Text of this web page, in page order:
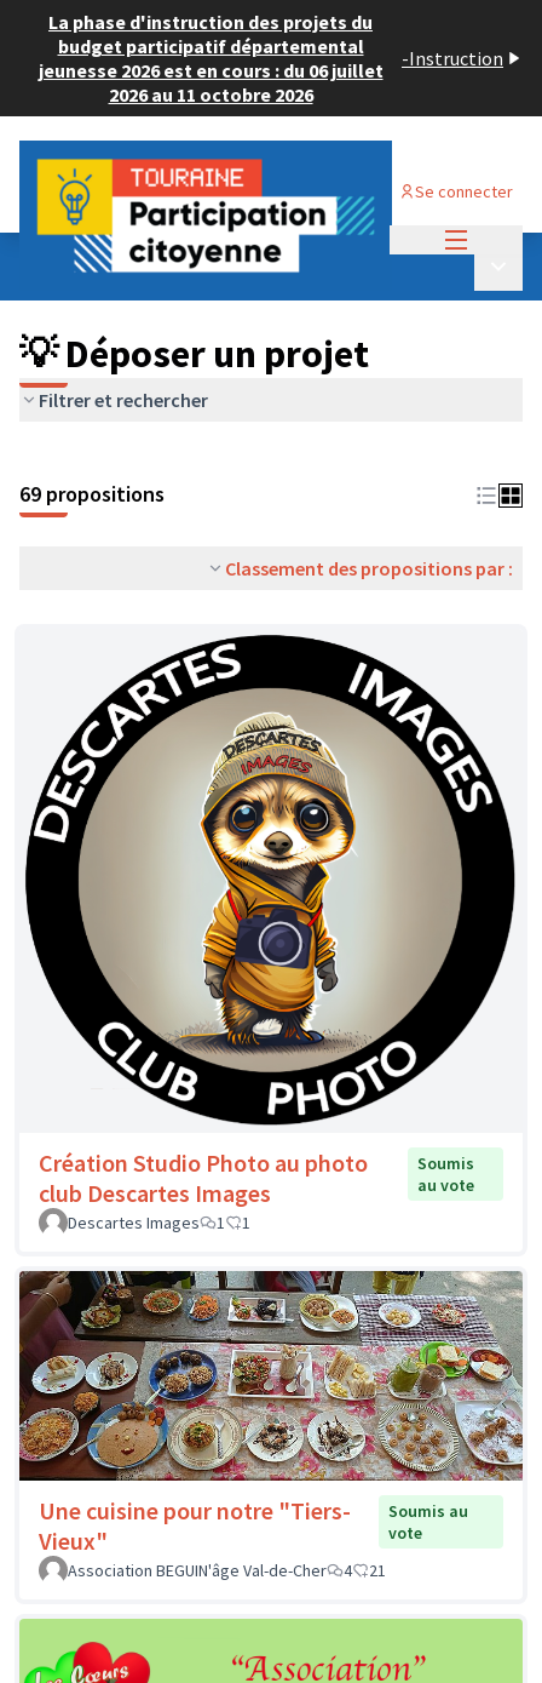
La phase d'instruction des projets du
budget participatif départemental
jeunesse 2026 est en cours : du 06 juillet
2026 au 11 octobre 2026
-Instruction
Se connecter
Budget Participatif ADULTE 2024
💡 Déposer un projet
💡 Déposer un projet
Filtrer et rechercher
69 propositions
Classement des propositions par :
Création Studio Photo au photo
club Descartes Images
Soumis
au vote
Descartes Images
1 1
Une cuisine pour notre "Tiers-
Vieux"
Soumis au
vote
Association BEGUIN'âge Val-de-Cher
4 21